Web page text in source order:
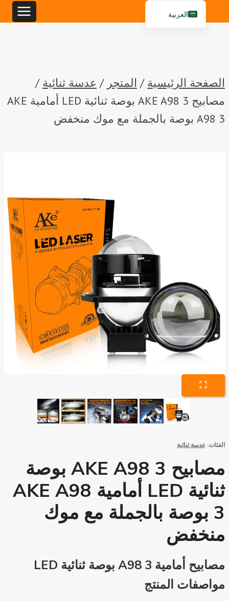
إلى
الصفحة الرئيسية / المتجر / عدسة ثنائية /
مصابيح AKE A98 3 بوصة ثنائية LED أمامية AKE
A98 3 بوصة بالجملة مع موك منخفض
الفئات: عدسة ثنائية
مصابيح AKE A98 3 بوصة
ثنائية LED أمامية AKE A98
3 بوصة بالجملة مع موك
منخفض
مصابيح أمامية A98 3 بوصة ثنائية LED
مواصفات المنتج
العربية